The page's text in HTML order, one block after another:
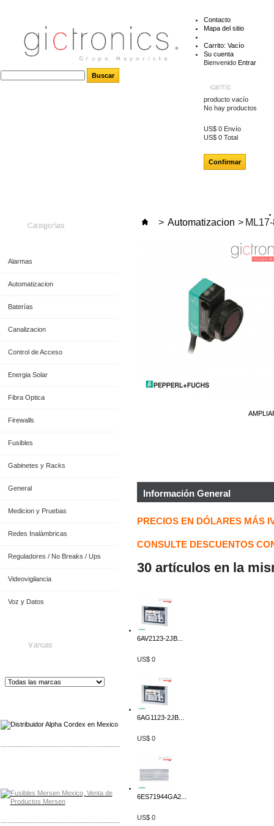
Contacto
Mapa del sitio
Carrito: Vacío
Su cuenta
Bienvenido Entrar
carrito
producto vacío
No hay productos
US$ 0 Envío
US$ 0 Total
Confirmar
Categorías
Alarmas
Automatizacion
Baterías
Canalizacion
Control de Acceso
Energia Solar
Fibra Optica
Firewalls
Fusibles
Gabinetes y Racks
General
Medicion y Pruebas
Redes Inalámbricas
Reguladores / No Breaks / Ups
Videovigilancia
Voz y Datos
Marcas
-------------------------------------------------
-------------------------------------------------
> Automatizacion >
Información General
PRECIOS EN DÓLARES MÁS
CONSULTE DESCUENTOS
30 artículos en la
6AV2123-2JB...
US$ 0
6AG1123-2JB...
US$ 0
6ES71944GA2...
US$ 0